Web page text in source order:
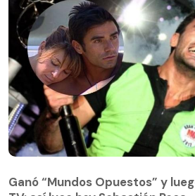
Ganó “Mundos Opuestos” y